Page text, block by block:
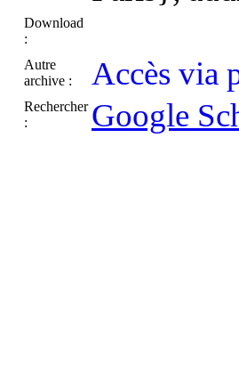
Download
:
Autre
archive :
Accès via
Rechercher
:
Google